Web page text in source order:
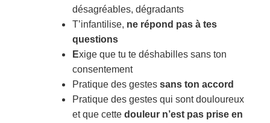
désagréables, dégradants
T’infantilise, ne répond pas à tes
questions
Exige que tu te déshabilles sans ton
consentement
Pratique des gestes sans ton accord
Pratique des gestes qui sont douloureux
et que cette douleur n’est pas prise en